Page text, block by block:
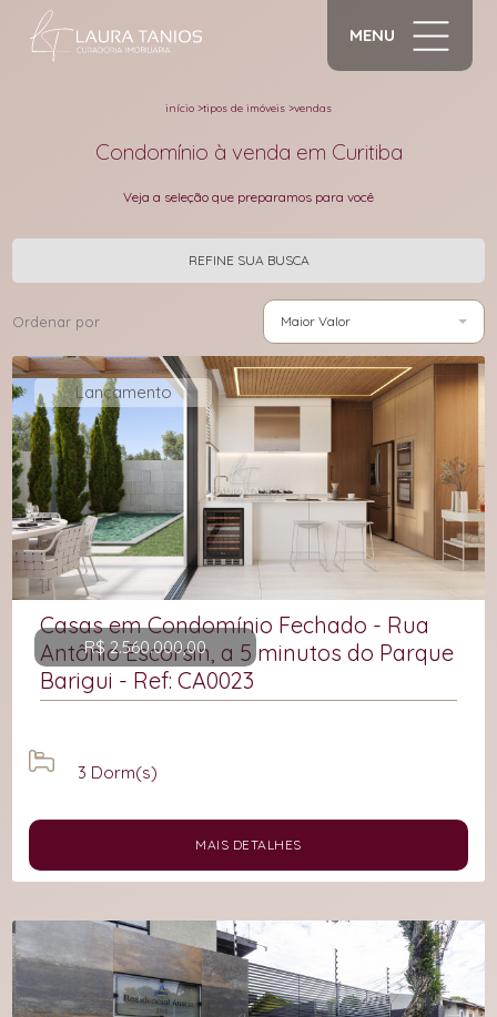
MENU
início >tipos de imóveis >vendas
Condomínio à venda em Curitiba
Veja a seleção que preparamos para você
REFINE SUA BUSCA
Ordenar por Maior Valor
Lançamento
R$ 2.560.000,00
Casas em Condomínio Fechado - Rua
Antônio Escorsin, a 5 minutos do Parque
Barigui - Ref: CA0023
3 Dorm(s)
MAIS DETALHES